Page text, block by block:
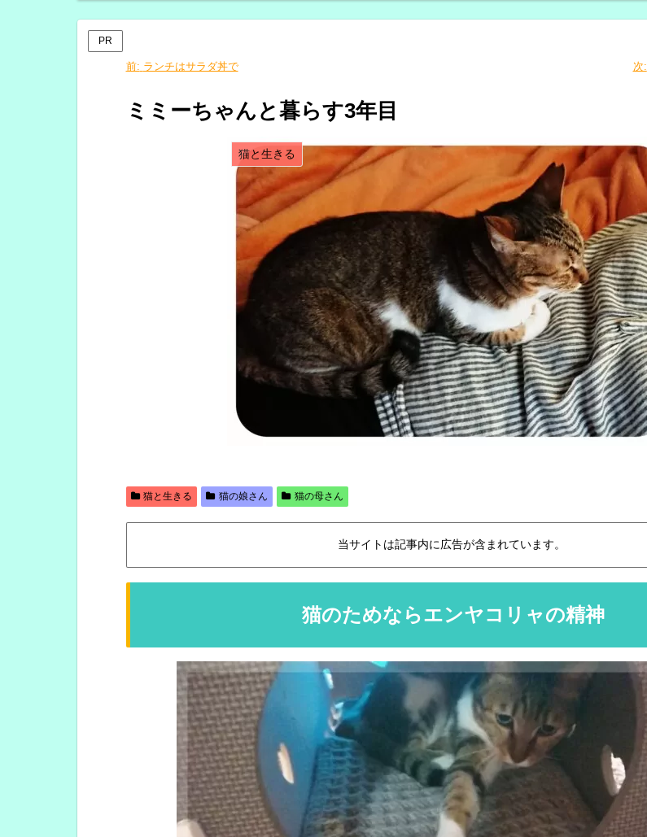
PR
前: ランチはサラダ丼で 次:
ミミーちゃんと暮らす3年目
猫と生きる
猫と生きる 猫の娘さん 猫の母さん
当サイトは記事内に広告が含まれています。
猫のためならエンヤコリャの精神